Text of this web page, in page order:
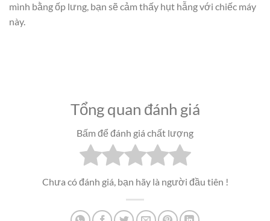
mình bằng ốp lưng, bạn sẽ cảm thấy hụt hẫng với chiếc máy
này.
Tổng quan đánh giá
Bấm để đánh giá chất lượng
Chưa có đánh giá, bạn hãy là người đầu tiên !